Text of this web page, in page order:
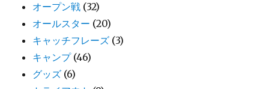
オープン戦 (32)
オールスター (20)
キャッチフレーズ (3)
キャンプ(46)
グッズ (6)